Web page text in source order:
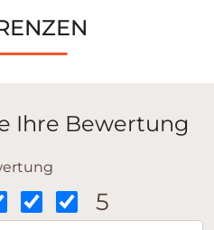
Ihre Bewertung
5